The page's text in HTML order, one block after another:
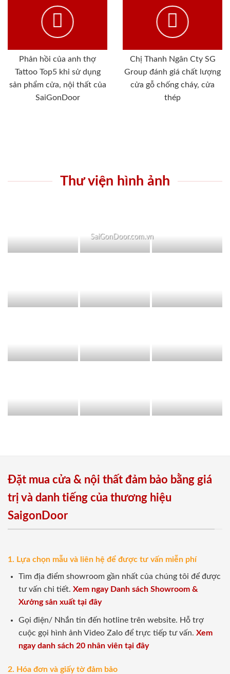
Phản hồi của anh thợ
Tattoo Top5 khi sử dụng
sản phẩm cửa, nội thất của
SaiGonDoor
Chị Thanh Ngân Cty SG
Group đánh giá chất lượng
cửa gỗ chống cháy, cửa
thép
Thư viện hình ảnh
SaiGonDoor.com.vn
Đặt mua cửa & nội thất đảm bảo bằng giá
trị và danh tiếng của thương hiệu
SaigonDoor
1. Lựa chọn mẫu và liên hệ để được tư vấn miễn phí
Tìm địa điểm showroom gần nhất của chúng tôi để được
tư vấn chi tiết. Xem ngay Danh sách Showroom &
Xưởng sản xuất tại đây
Gọi điện/ Nhắn tin đến hotline trên website. Hỗ trợ
cuộc gọi hình ảnh Video Zalo để trực tiếp tư vấn. Xem
ngay danh sách 20 nhân viên tại đây
2. Hóa đơn và giấy tờ đảm bảo